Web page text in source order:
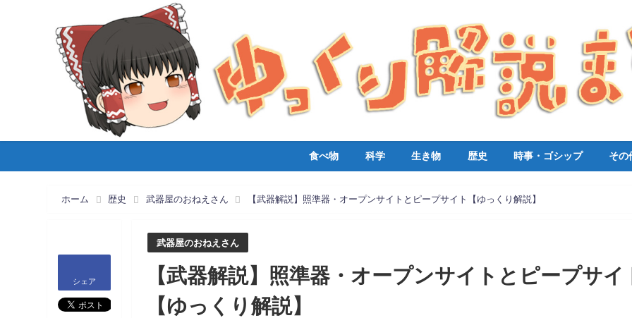
食べ物 科学 生き物 歴史 時事・ゴシップ その
ホーム 歴史 武器屋のおねえさん 【武器解説】照準器・オープンサイトとピープサイト【ゆっくり解説】
シェア
武器屋のおねえさん
【武器解説】照準器・オープンサイトとピープサイ
【ゆっくり解説】